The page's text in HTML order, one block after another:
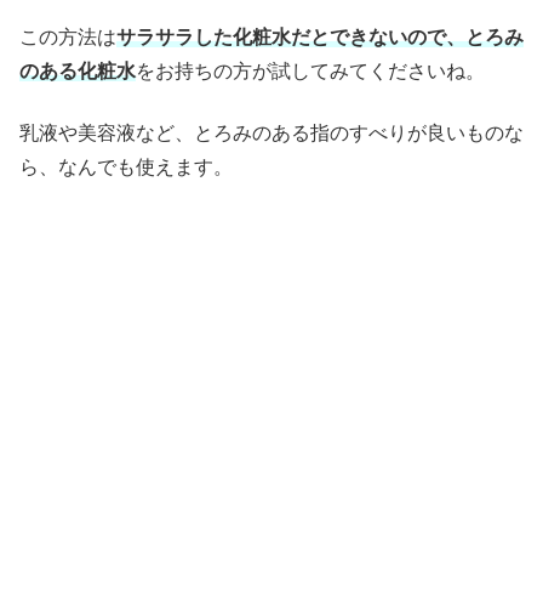
この方法はサラサラした化粧水だとできないので、とろみ
のある化粧水をお持ちの方が試してみてくださいね。
乳液や美容液など、とろみのある指のすべりが良いものな
ら、なんでも使えます。